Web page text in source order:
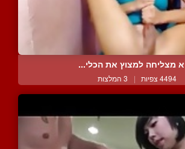
מצליחה למצוץ את הכלי...
4494 צפיות | 3 המלצות